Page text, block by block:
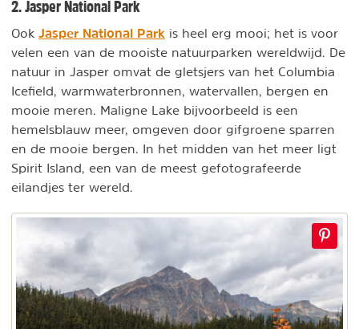
2. Jasper National Park
Ook Jasper National Park is heel erg mooi; het is voor
velen een van de mooiste natuurparken wereldwijd. De
natuur in Jasper omvat de gletsjers van het Columbia
Icefield, warmwaterbronnen, watervallen, bergen en
mooie meren. Maligne Lake bijvoorbeeld is een
hemelsblauw meer, omgeven door gifgroene sparren
en de mooie bergen. In het midden van het meer ligt
Spirit Island, een van de meest gefotografeerde
eilandjes ter wereld.